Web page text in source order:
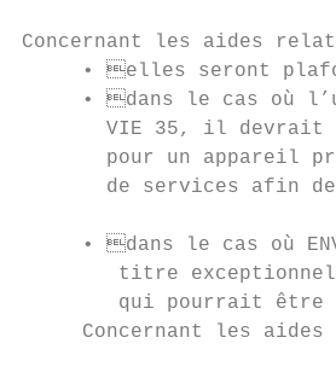
Concernant les aides
• elles seront
• dans le cas où
VIE 35, il devrait
pour un appareil
de services afin
• dans le cas où
titre
qui pourrait être
Concernant les aides